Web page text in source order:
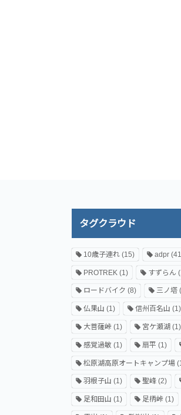
タグクラウド
10歳子連れ (15) adpr
PROTREK (1) すずらん
ロードバイク (8) 三ノ塔
仏果山 (1) 信州百名山 (1)
大菩薩峠 (1) 宮ケ瀬湖 (1)
感覚過敏 (1) 扇平 (1)
松原湖高原オートキャンプ場
羽根子山 (1) 聖峰(2)
足和田山 (1) 足柄峠(1)